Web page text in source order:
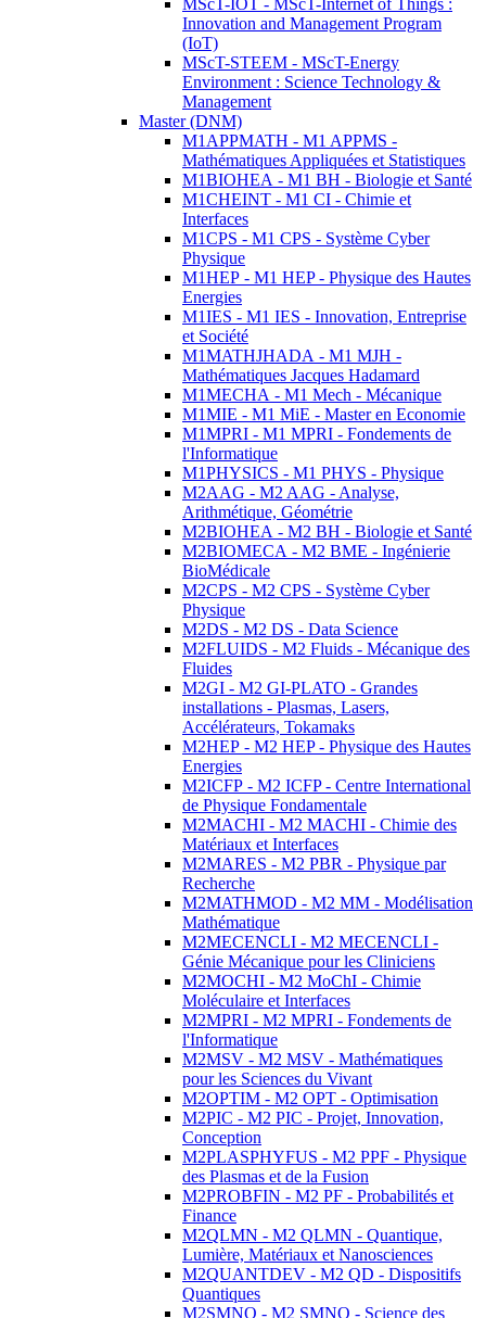
MScT-IOT - MScT-Internet of Things :
Innovation and Management Program
(IoT)
MScT-STEEM - MScT-Energy
Environment : Science Technology &
Management
Master (DNM)
M1APPMATH - M1 APPMS -
Mathématiques Appliquées et Statistiques
M1BIOHEA - M1 BH - Biologie et Santé
M1CHEINT - M1 CI - Chimie et
Interfaces
M1CPS - M1 CPS - Système Cyber
Physique
M1HEP - M1 HEP - Physique des Hautes
Energies
M1IES - M1 IES - Innovation, Entreprise
et Société
M1MATHJHADA - M1 MJH -
Mathématiques Jacques Hadamard
M1MECHA - M1 Mech - Mécanique
M1MIE - M1 MiE - Master en Economie
M1MPRI - M1 MPRI - Fondements de
l'Informatique
M1PHYSICS - M1 PHYS - Physique
M2AAG - M2 AAG - Analyse,
Arithmétique, Géométrie
M2BIOHEA - M2 BH - Biologie et Santé
M2BIOMECA - M2 BME - Ingénierie
BioMédicale
M2CPS - M2 CPS - Système Cyber
Physique
M2DS - M2 DS - Data Science
M2FLUIDS - M2 Fluids - Mécanique des
Fluides
M2GI - M2 GI-PLATO - Grandes
installations - Plasmas, Lasers,
Accélérateurs, Tokamaks
M2HEP - M2 HEP - Physique des Hautes
Energies
M2ICFP - M2 ICFP - Centre International
de Physique Fondamentale
M2MACHI - M2 MACHI - Chimie des
Matériaux et Interfaces
M2MARES - M2 PBR - Physique par
Recherche
M2MATHMOD - M2 MM - Modélisation
Mathématique
M2MECENCLI - M2 MECENCLI -
Génie Mécanique pour les Cliniciens
M2MOCHI - M2 MoChI - Chimie
Moléculaire et Interfaces
M2MPRI - M2 MPRI - Fondements de
l'Informatique
M2MSV - M2 MSV - Mathématiques
pour les Sciences du Vivant
M2OPTIM - M2 OPT - Optimisation
M2PIC - M2 PIC - Projet, Innovation,
Conception
M2PLASPHYFUS - M2 PPF - Physique
des Plasmas et de la Fusion
M2PROBFIN - M2 PF - Probabilités et
Finance
M2QLMN - M2 QLMN - Quantique,
Lumière, Matériaux et Nanosciences
M2QUANTDEV - M2 QD - Dispositifs
Quantiques
M2SMNO - M2 SMNO - Science des